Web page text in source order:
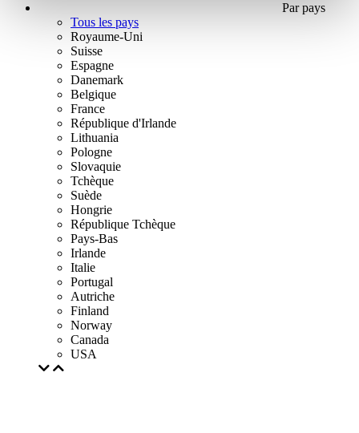
Par pays
Tous les pays
Royaume-Uni
Suisse
Espagne
Danemark
Belgique
France
République d'Irlande
Lithuania
Pologne
Slovaquie
Tchèque
Suède
Hongrie
République Tchèque
Pays-Bas
Irlande
Italie
Portugal
Autriche
Finland
Norway
Canada
USA